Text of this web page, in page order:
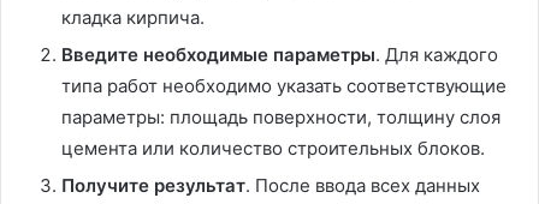
кладка кирпича.
Введите необходимые параметры. Для каждого
типа работ необходимо указать соответствующие
параметры: площадь поверхности, толщину слоя
цемента или количество строительных блоков.
Получите результат. После ввода всех данных